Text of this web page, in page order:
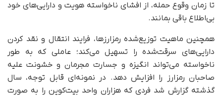
تا زمان وقوع حمله، از افشای ناخواسته هویت و دارایی‌های خود
بی‌اطلاع باقی بمانند.
همچنین ماهیت توزیع‌شده رمزارزها، فرایند انتقال و نقد کردن
دارایی‌های سرقت‌شده را تسهیل می‌کند؛ عاملی که به‌ طور
ناخواسته می‌تواند انگیزه و جسارت مجرمان و خشونت علیه
صاحبان رمزارز را افزایش دهد. در نمونه‌ای قابل‌ توجه، سال
گذشته گزارش شد فردی که هزاران واحد بیت‌کوین را به‌ صورت